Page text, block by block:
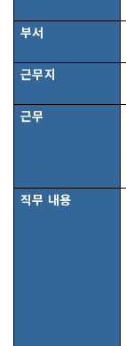
부서
근무지
근무
직무 내용